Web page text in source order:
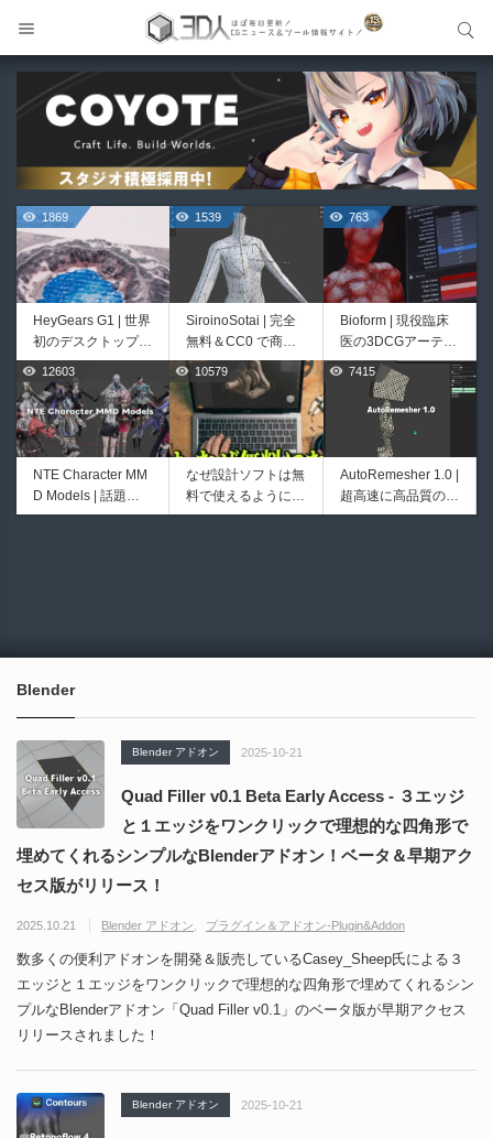
1869
HeyGears G1 | 世界
初のデスクトップ型
フルカラー3D＆UV
統合型プリンターが
登場！
1539
SiroinoSotai | 完全
無料＆CC0 で商用
利用OKなVRChat向
け共通素体3Dモデ
ルが正式リリース！
程よいポリ数＆トポ
ロジーにも注目！
763
Bioform | 現役臨床
医の3DCGアーティ
ストが実際の解剖学
に基づいて構築した
プロシージャルな生
物学的Blenderマテ
リアルアセットアド
オン！無料お試し版
もあるよ！
499
Unityエフェクトレ
シピブック パーツ
を組み合わせて作れ
400
Directive Utilities |
ブループリントライ
ブラリやエディタス
12603
NTE Character MM
D Models | 話題の
ゲーム『NTE（Nev
10579
なぜ設計ソフトは無
料で使えるようにな
ったのか──3D-CA
7415
AutoRemesher 1.0 |
超高速に高品質のク
ワッドポリゴンでリ
能な伸縮式ライトセ
ーバーの開発メイキ
nderのドキュメン
er向けAIエージェン
CGMatter
Blender
Blender アドオン 2025-10-21
Quad Filler v0.1 Beta Early Access - ３エッジ
と１エッジをワンクリックで理想的な四角形で
埋めてくれるシンプルなBlenderアドオン！ベータ＆早期アク
セス版がリリース！
2025.10.21 Blender アドオン プラグイン＆アドオン-Plugin&Addon
数多くの便利アドオンを開発＆販売しているCasey_Sheep氏による３
エッジと１エッジをワンクリックで理想的な四角形で埋めてくれるシン
プルなBlenderアドオン「Quad Filler v0.1」のベータ版が早期アクセス
リリースされました！
Blender アドオン 2025-10-21
サイト内検索